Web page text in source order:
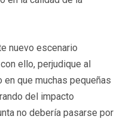
nuevo escenario
ello, perjudique al
en que muchas pequeñas
del impacto
no debería pasarse por